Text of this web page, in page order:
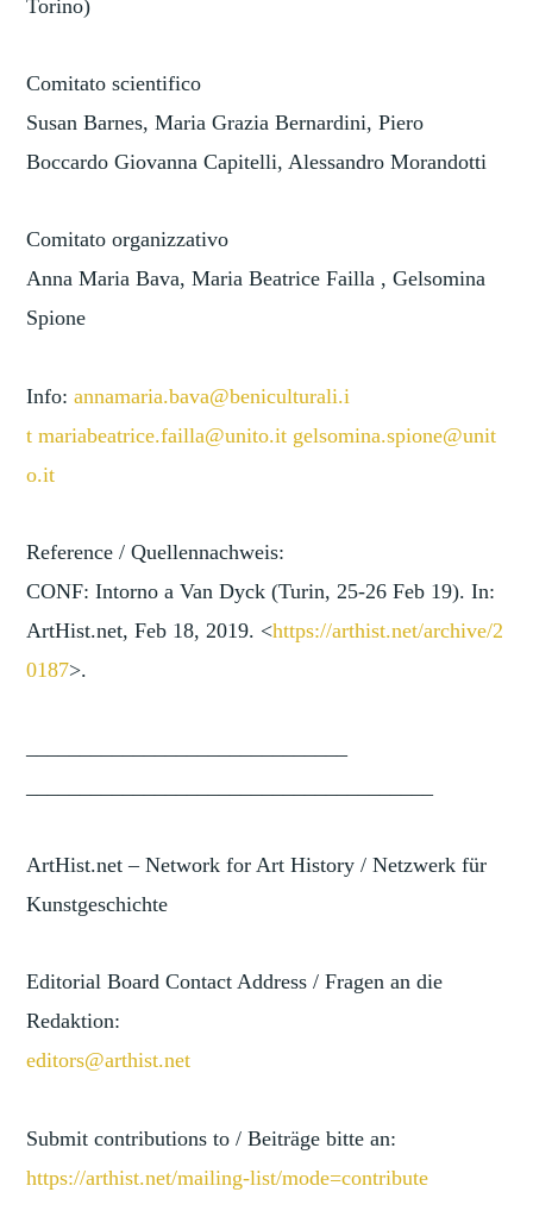
Torino)
Comitato scientifico
Susan Barnes, Maria Grazia Bernardini, Piero
Boccardo Giovanna Capitelli, Alessandro Morandotti
Comitato organizzativo
Anna Maria Bava, Maria Beatrice Failla , Gelsomina
Spione
Info:annamaria.bava@beniculturali.i
t mariabeatrice.failla@unito.it gelsomina.spione@unit
o.it
Reference / Quellennachweis:
CONF: Intorno a Van Dyck (Turin, 25-26 Feb 19). In:
ArtHist.net, Feb 18, 2019. <https://arthist.net/archive/2
0187>.
ArtHist.net – Network for Art History / Netzwerk für
Kunstgeschichte
Editorial Board Contact Address / Fragen an die
Redaktion:
editors@arthist.net
Submit contributions to / Beiträge bitte an:
https://arthist.net/mailing-list/mode=contribute